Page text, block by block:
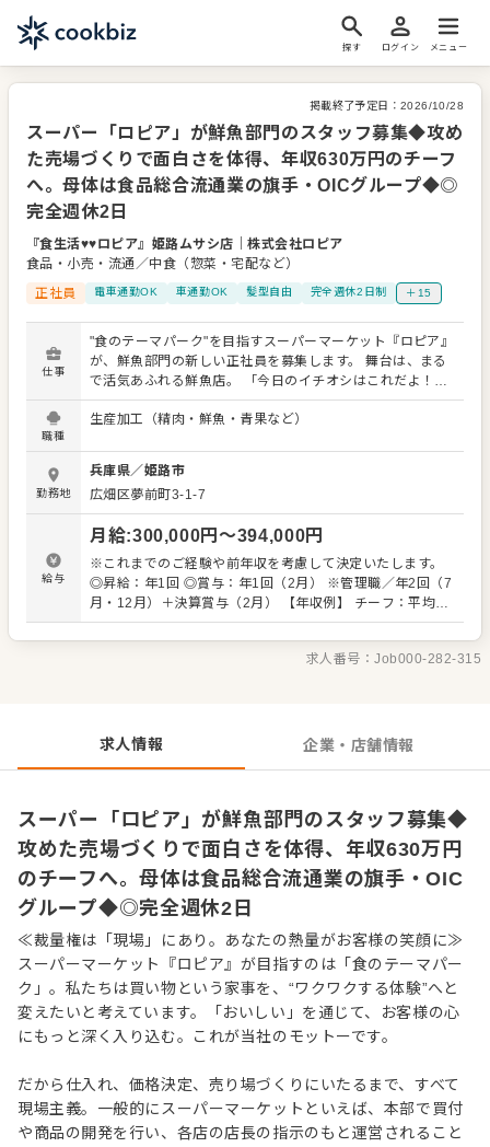
探す ログイン メニュー
掲載終了予定日： 2026/10/28
スーパー「ロピア」が鮮魚部門のスタッフ募集◆攻め
た売場づくりで面白さを体得、年収630万円のチーフ
へ。母体は食品総合流通業の旗手・OICグループ◆◎
完全週休2日
『食生活♥♥ロピア』姫路ムサシ店 ｜株式会社ロピア
食品・小売・流通／中食（惣菜・宅配など）
正社員
電車通勤OK 車通勤OK 髪型自由 完全週休2日制 ＋15
仕事
"食のテーマパーク"を目指すスーパーマーケット『ロピア』
が、鮮魚部門の新しい正社員を募集します。 舞台は、まる
で活気あふれる鮮魚店。 「今日のイチオシはこれだよ！」
「煮付けにすると最高ですよ」 そんな会話が飛び交う場所
で、あなたにはテーマパークのクルーのようにお客様を盛
の食卓を彩るヒントになります。 お客様の「今日のお宝
（お買い得品）」を探し出す。そんな遊び心を持って、接
客をしてくださる方なら大歓迎です。 魚をさばく技術や高
度な商品知識は、当社が徐々にお教えします。未経験から
スタートした先輩も多数います。 また経験のある方は、自
由度高くご活躍できます。チーフ候補として、仕入れから
商品開発、攻めた売り場作りまで幅広い業務をお任せしま
す。 「自分の色が出せる売場で勝負したい」 「本部の方針
の出会いを待ってます。 自らファンを増やしていく、そん
な「商売の原点」を当社で体感してください。 ■業務内
ンドも考案できます） ・価格設定（店舗によって価格が異
なります） ・人材育成・採用 など
職種
生産加工（精肉・鮮魚・青果など）
勤務地
兵庫県／姫路市
広畑区夢前町3-1-7
給与
月給:300,000円〜394,000円
※これまでのご経験や前年収を考慮して決定いたします。
◎昇給：年1回 ◎賞与：年1回（2月） ※管理職／年2回（7
月・12月）＋決算賞与（2月） 【年収例】 チーフ：平均
630万円 ※チーフ以上：700万円以上（平均年齢32歳） ※
試用期間3ヶ月あり（期間中、条件変更なし） ※固定残業
代35時間分61,000円～80,300円を支給。超過分は別途支
求人番号：Job000-282-315
求人情報 企業・店舗情報
スーパー「ロピア」が鮮魚部門のスタッフ募集◆
攻めた売場づくりで面白さを体得、年収630万円
のチーフへ。母体は食品総合流通業の旗手・OIC
グループ◆◎完全週休2日
≪裁量権は「現場」にあり。あなたの熱量がお客様の笑顔に≫
スーパーマーケット『ロピア』が目指すのは「食のテーマパー
ク」。私たちは買い物という家事を、“ワクワクする体験”へと
変えたいと考えています。「おいしい」を通じて、お客様の心
にもっと深く入り込む。これが当社のモットーです。
だから仕入れ、価格決定、売り場づくりにいたるまで、すべて
現場主義。一般的にスーパーマーケットといえば、本部で買付
や商品の開発を行い、各店の店長の指示のもと運営されること